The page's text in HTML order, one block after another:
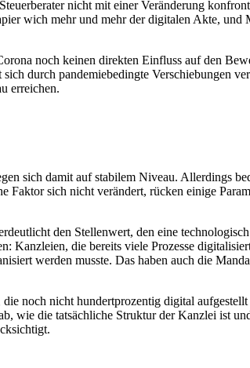
nicht mit einer Veränderung
wich mehr und mehr der digitalen Akte, und
noch keinen direkten Einfluss auf den
durch pandemiebedingte Verschiebungen
erreichen.
sich damit auf stabilem Niveau. Allerdings
sich nicht verändert, rücken einige
den Stellenwert, den eine
Kanzleien, die bereits viele Prozesse
werden musste. Das haben auch die
noch nicht hundertprozentig digital
wie die tatsächliche Struktur der Kanzlei ist